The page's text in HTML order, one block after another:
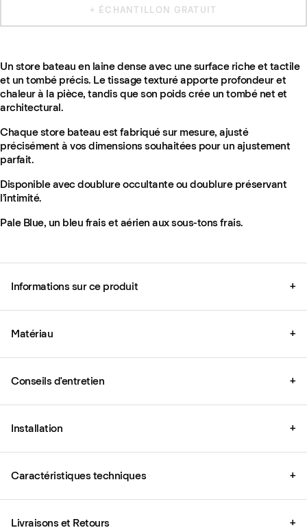
+ ÉCHANTILLON GRATUIT
Un store bateau en laine dense avec une surface riche et tactile
et un tombé précis. Le tissage texturé apporte profondeur et
chaleur à la pièce, tandis que son poids crée un tombé net et
architectural.
Chaque store bateau est fabriqué sur mesure, ajusté
précisément à vos dimensions souhaitées pour un ajustement
parfait.
Disponible avec doublure occultante ou doublure préservant
l’intimité.
Pale Blue, un bleu frais et aérien aux sous-tons frais.
Informations sur ce produit +
Matériau +
Conseils d'entretien +
Installation +
Caractéristiques techniques +
Livraisons et Retours +